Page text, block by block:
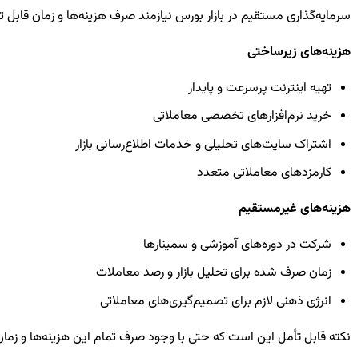
سرمایه‌گذاری مستقیم در بازار بورس نیازمند صرف هزینه‌ها و زمان
هزینه‌های زیرساختی
تهیه اینترنت پرسرعت و پایدار
خرید نرم‌افزارهای تخصصی معاملاتی
اشتراک سایت‌های تحلیلی و خدمات اطلاع‌رسانی بازار
کارمزدهای معاملاتی متعدد
هزینه‌های غیرمستقیم
شرکت در دوره‌های آموزشی و سمینارها
زمان صرف شده برای تحلیل بازار و رصد معاملات
انرژی ذهنی لازم برای تصمیم‌گیری‌های معاملاتی
نکته قابل تأمل این است که حتی با وجود صرف تمام این هزینه‌ها